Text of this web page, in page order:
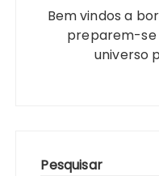
Bem vindos a
preparem-se
universo
Pesquisar